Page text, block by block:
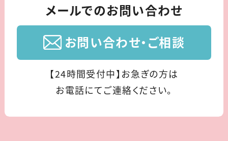
メールでのお問い合わせ
お問い合わせ・ご相談
【24時間受付中】お急ぎの方は
お電話にてご連絡ください。